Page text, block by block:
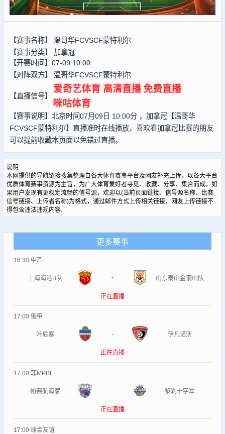
【赛事名称】 温哥华FCVSCF蒙特利尔
【赛事分类】 加拿冠
【开赛时间】07-09 10:00
【对阵双方】 温哥华FCVSCF蒙特利尔
【直播信号】
爱奇艺体育 高清直播 免费直播
咪咕体育
【赛事说明】北京时间07月09日 10:00分 ，加拿冠【温哥华
FCVSCF蒙特利尔】直播准时在线播放，喜欢看加拿冠比赛的朋友
可以提前收藏本页面以免错过直播。
说明:
本网提供的导航链接搜集整理自各大体育赛事平台及网友补充上传，以各大平台
优质体育赛事资源为主旨，为广大体育爱好者寻觅、收藏、分享、集合而成，如
果用户发现有更稳定流畅的信号源，欢迎以(当前页面链接、信号源名称、比赛
信号链接、上传者名称)为格式，通过邮件方式上传相关链接，网友上传链接不
得包含违法违规内容.
更多赛事
16:30 中乙
上海海港B队 - 山东泰山金钢山队
正在直播
17:00 俄甲
叶尼塞 - 伊凡诺沃
正在直播
17:00 菲MPBL
帕赛航海家 - 黎刹十字军
正在直播
17:00 球会友谊